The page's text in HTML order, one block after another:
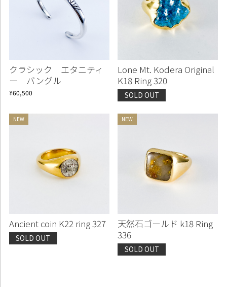
クラシック エタニティ
ー バングル
¥60,500
Lone Mt. Kodera Original
K18 Ring 320
SOLD OUT
Ancient coin K22 ring 327
SOLD OUT
天然石ゴールド k18 Ring
336
SOLD OUT